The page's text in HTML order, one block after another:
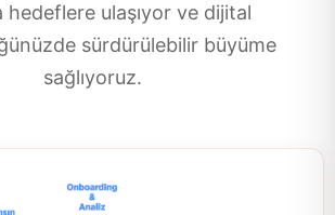
hedeflere ulaşıyor ve dijital
sürdürülebilir büyüme
sağlıyoruz.